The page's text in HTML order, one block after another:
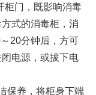
柜门，既影响消毒
式的消毒柜，消
20分钟后，方可
电源，或拔下电
保养，将柜身下端